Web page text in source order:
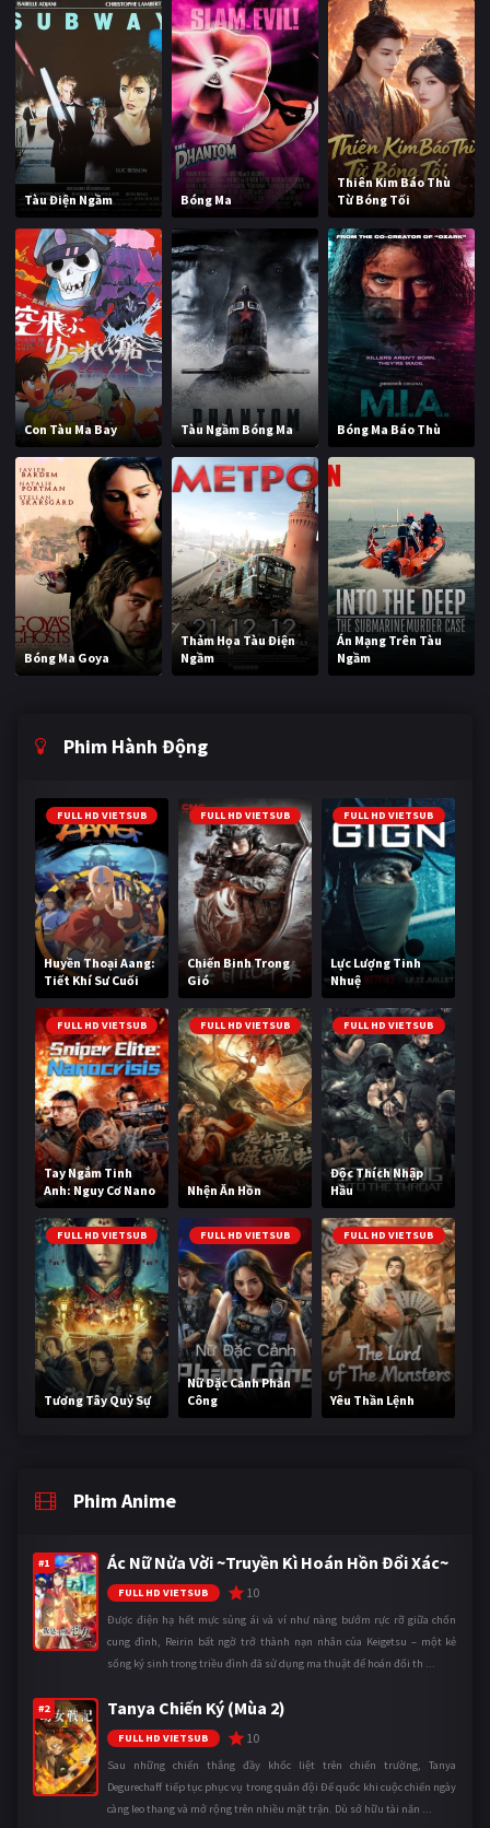
Tàu Điện Ngầm Bóng Ma
Thiên Kim Báo Thù
Từ Bóng Tối
Con Tàu Ma Bay Tàu Ngầm Bóng Ma Bóng Ma Báo Thù
Bóng Ma Goya
Thảm Họa Tàu Điện
Ngầm
Án Mạng Trên Tàu
Ngầm
Phim Hành Động
FULL HD VIETSUB
Huyền Thoại Aang:
Tiết Khí Sư Cuối
Cùng
FULL HD VIETSUB
Chiến Binh Trong
Gió
FULL HD VIETSUB
Lực Lượng Tinh
Nhuệ
FULL HD VIETSUB
Tay Ngắm Tinh
Anh: Nguy Cơ Nano
FULL HD VIETSUB
Nhện Ăn Hồn
FULL HD VIETSUB
Độc Thích Nhập
Hầu
FULL HD VIETSUB
Tương Tây Quỷ Sự
FULL HD VIETSUB
Nữ Đặc Cảnh Phản
Công
FULL HD VIETSUB
Yêu Thần Lệnh
Phim Anime
#1 Ác Nữ Nửa Vời ~Truyền Kì Hoán Hồn Đổi Xác~
FULL HD VIETSUB 10
Được điện hạ hết mực sủng ái và ví như nàng bướm rực rỡ giữa chốn
cung đình, Reirin bất ngờ trở thành nạn nhân của Keigetsu – một kẻ
sống ký sinh trong triều đình đã sử dụng ma thuật để hoán đổi th ...
#2 Tanya Chiến Ký (Mùa 2)
FULL HD VIETSUB 10
Sau những chiến thắng đầy khốc liệt trên chiến trường, Tanya
Degurechaff tiếp tục phục vụ trong quân đội Đế quốc khi cuộc chiến ngày
càng leo thang và mở rộng trên nhiều mặt trận. Dù sở hữu tài năn ...